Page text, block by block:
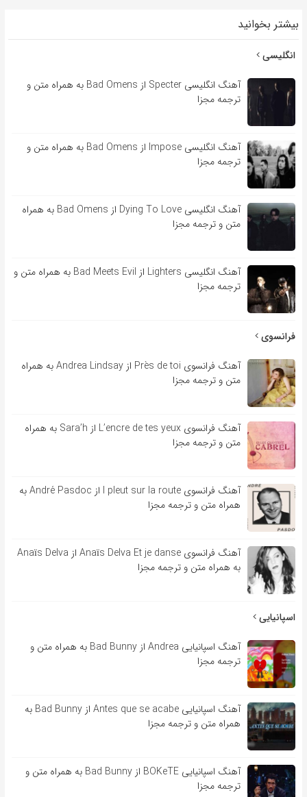
بیشتر بخوانید
انگلیسی
آهنگ انگلیسی Specter از Bad Omens به همراه متن و
ترجمه مجزا
آهنگ انگلیسی Impose از Bad Omens به همراه متن و
ترجمه مجزا
آهنگ انگلیسی Dying To Love از Bad Omens به همراه
متن و ترجمه مجزا
آهنگ انگلیسی Lighters از Bad Meets Evil به همراه متن و
ترجمه مجزا
فرانسوی
آهنگ فرانسوی Près de toi از Andrea Lindsay به همراه
متن و ترجمه مجزا
آهنگ فرانسوی L’encre de tes yeux از Sara’h به همراه
متن و ترجمه مجزا
آهنگ فرانسوی l pleut sur la route از André Pasdoc به
همراه متن و ترجمه مجزا
آهنگ فرانسوی Anaïs Delva Et je danse از Anaïs Delva
به همراه متن و ترجمه مجزا
اسپانیایی
آهنگ اسپانیایی Andrea از Bad Bunny به همراه متن و
ترجمه مجزا
آهنگ اسپانیایی Antes que se acabe از Bad Bunny به
همراه متن و ترجمه مجزا
آهنگ اسپانیایی BOKeTE از Bad Bunny به همراه متن و
ترجمه مجزا